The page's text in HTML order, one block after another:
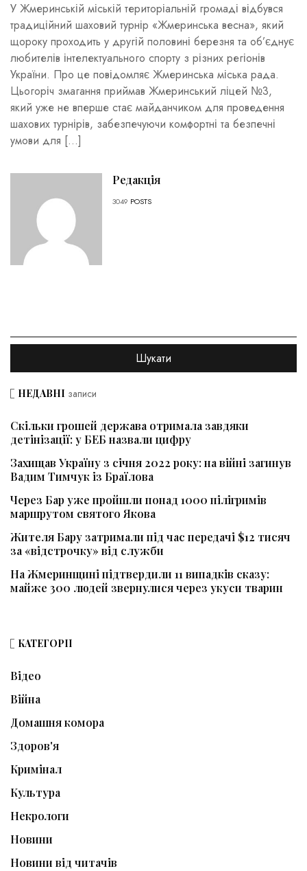
У Жмеринській міській територіальній громаді відбувся
традиційний шаховий турнір «Жмеринська весна», який
щороку проходить у другій половині березня та об’єднує
любителів інтелектуального спорту з різних регіонів
України. Про це повідомляє Жмеринська міська рада.
Цьогоріч змагання приймав Жмеринський ліцей №3,
який уже не вперше стає майданчиком для проведення
шахових турнірів, забезпечуючи комфортні та безпечні
умови для […]
Редакція
3049 POSTS
НЕДАВНІ записи
Скільки грошей держава отримала завдяки
детінізації: у БЕБ назвали цифру
Захищав Україну з січня 2022 року: на війні загинув
Вадим Тимчук із Браїлова
Через Бар уже пройшли понад 1000 пілігримів
маршрутом святого Якова
Жителя Бару затримали під час передачі $12 тисяч
за «відстрочку» від служби
На Жмеринщині підтвердили 11 випадків сказу:
майже 300 людей звернулися через укуси тварин
КАТЕГОРІЇ
Відео
Війна
Домашня комора
Здоров'я
Кримінал
Культура
Некрологи
Новини
Новини від читачів